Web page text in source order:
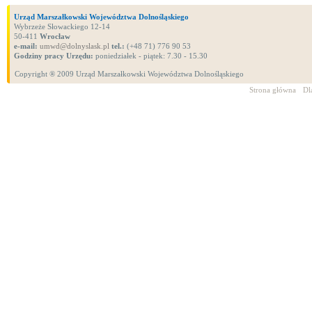
Urząd Marszałkowski Województwa Dolnośląskiego
Wybrzeże Słowackiego 12-14
50-411 Wrocław
e-mail: umwd@dolnyslask.pl tel.: (+48 71) 776 90 53
Godziny pracy Urzędu: poniedziałek - piątek: 7.30 - 15.30
Copyright ® 2009 Urząd Marszałkowski Województwa Dolnośląskiego
Strona główna